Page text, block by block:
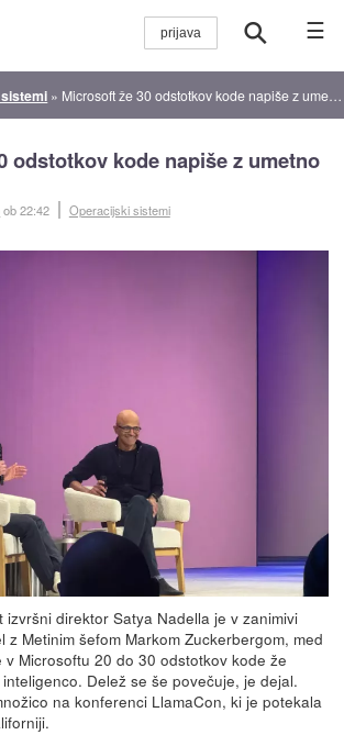
☰
» Microsoft že 30 odstotkov kode napiše z umetno inteligenco
odstotkov kode napiše z umetno
ob 22:42 Operacijski sistemi
izvršni direktor Satya Nadella je v zanimivi
z Metinim šefom Markom Zuckerbergom, med
v Microsoftu 20 do 30 odstotkov kode že
Delež se še povečuje, je dejal.
na konferenci LlamaCon, ki je potekala